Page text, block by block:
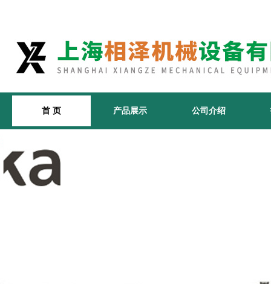
首 页 产品展示 公司介绍